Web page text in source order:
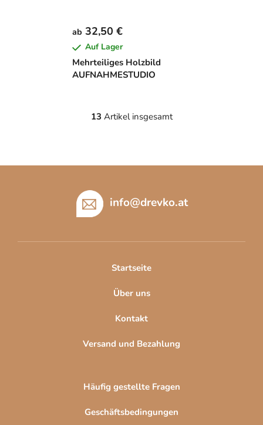
Mehrteiliges Holzbild
AUFNAHMESTUDIO
ab 32,50 €
Auf Lager
S
e
l
m
n
e
e
L
t
e
13 Artikel insgesamt
info@drevko.at
Startseite
Über uns
Kontakt
Versand und Bezahlung
Häufig gestellte Fragen
Geschäftsbedingungen